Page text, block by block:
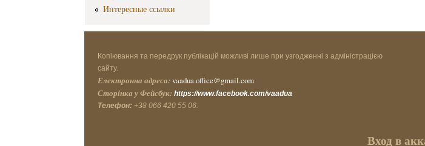
Интересные ссылки
Копіювання та передрук публікацій можливі лише при узгодженні з адміністрацією
сайту.
Електронна адреса: vaadua.office@gmail.com
Сторінка у Фейсбук: https://www.facebook.com/vaadua
Телефон: +38 066 420 55 06.
Вход в